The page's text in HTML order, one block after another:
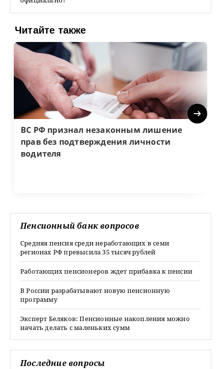
Читайте также
ВС РФ признал незаконным лишение
прав без подтверждения личности
водителя
Next
Пенсионный банк вопросов
Средняя пенсия среди неработающих в семи
регионах РФ превысила 35 тысяч рублей
Работающих пенсионеров ждет прибавка к пенсии
В России разрабатывают новую пенсионную
программу
Эксперт Беляков: Пенсионные накопления можно
начать делать с маленьких сумм
Последние вопросы